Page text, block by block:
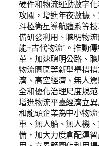
硬件和物流運動數字
攻關，增進年夜數據
斗極衛星導航體系等
備研發利用、聰明物
能+古代物流”。推動
革，加速聰明公路、
物流園區等新型舉措
濟、高空經濟、無人
全和優化治理尺度規
增進物流平臺經濟立
和龍頭企業為中小物
車、無人船、無人機
備，加大力度倉配運